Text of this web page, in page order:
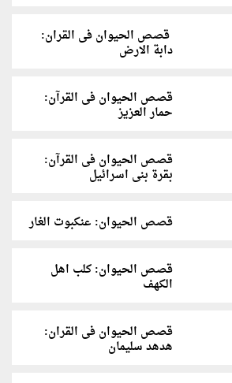
‫ قصص الحيوان فى القران:
دابة الارض
قصص الحيوان فى القرآن:
حمار العزيز
قصص الحيوان فى القرآن:
بقرة بنى اسرائيل
قصص الحيوان: عنكبوت الغار
قصص الحيوان: كلب اهل
الكهف
قصص الحيوان فى القران:
هدهد سليمان